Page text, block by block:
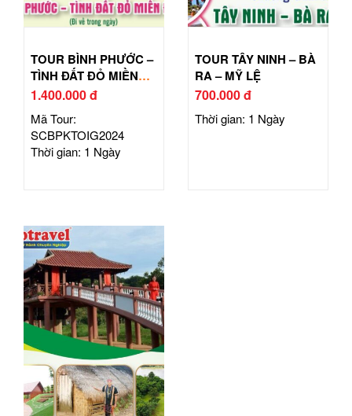
TOUR BÌNH PHƯỚC –
TÌNH ĐẤT ĐỎ MIỀN
ĐÔNG
1.400.000 đ
Mã Tour:
SCBPKTOIG2024
Thời gian: 1 Ngày
TOUR TÂY NINH – BÀ
RA – MỸ LỆ
700.000 đ
Thời gian: 1 Ngày